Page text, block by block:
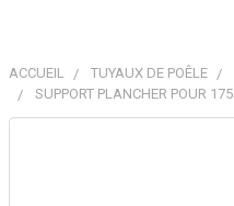
ACCUEIL TUYAUX DE POÊLE
SUPPORT PLANCHER POUR